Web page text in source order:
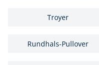
Troyer
Rundhals-Pullover